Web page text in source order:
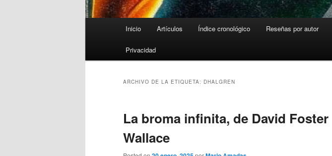
Inicio Artículos Índice cronológico Reseñas por autor
Privacidad
ARCHIVO DE LA ETIQUETA: DHALGREN
La broma infinita, de David Foster
Wallace